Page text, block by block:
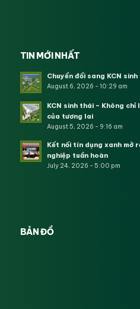
TIN MỚI NHẤT
Chuyển đổi sang KCN
August 6, 2026 - 10:29 am
KCN sinh thái – Không
của tương lai
August 5, 2026 - 9:16 am
Kết nối tín dụng xanh mở
nghiệp tuần hoàn
July 24, 2026 - 5:00 pm
BẢN ĐỒ